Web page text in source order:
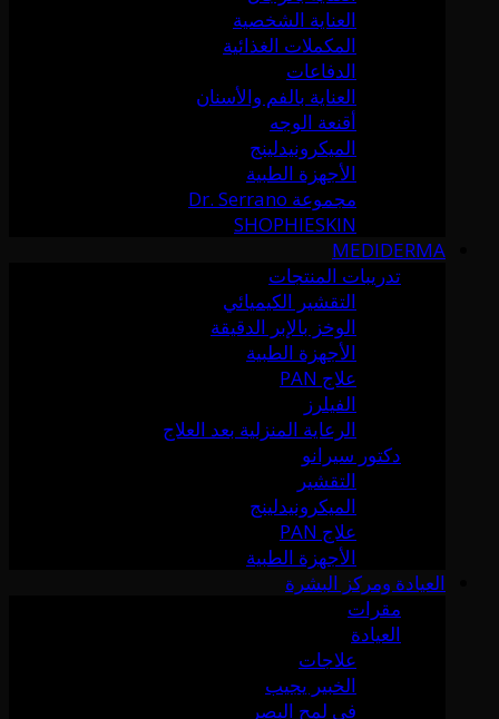
العناية الشخصية
المكملات الغذائية
الدفاعات
العناية بالفم والأسنان
أقنعة الوجه
الميكرونيدلينج
الأجهزة الطبية
مجموعة Dr. Serrano
SHOPHIESKIN
MEDIDERMA
تدريبات المنتجات
التقشير الكيميائي
الوخز بالإبر الدقيقة
الأجهزة الطبية
علاج PAN
الفيلرز
الرعاية المنزلية بعد العلاج
دكتور سيرانو
التقشير
الميكرونيدلينج
علاج PAN
الأجهزة الطبية
العيادة ومركز البشرة
مقرات
العيادة
علاجات
الخبير يجيب
في لمح البصر